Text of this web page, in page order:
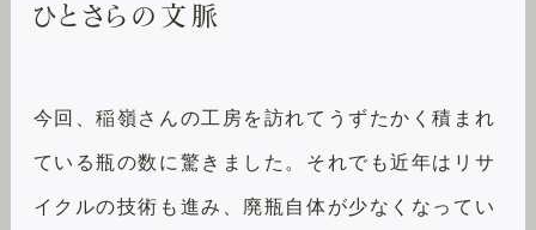
ひとさらの文脈
今回、稲嶺さんの工房を訪れてうずたかく積まれ
ている瓶の数に驚きました。それでも近年はリサ
イクルの技術も進み、廃瓶自体が少なくなってい